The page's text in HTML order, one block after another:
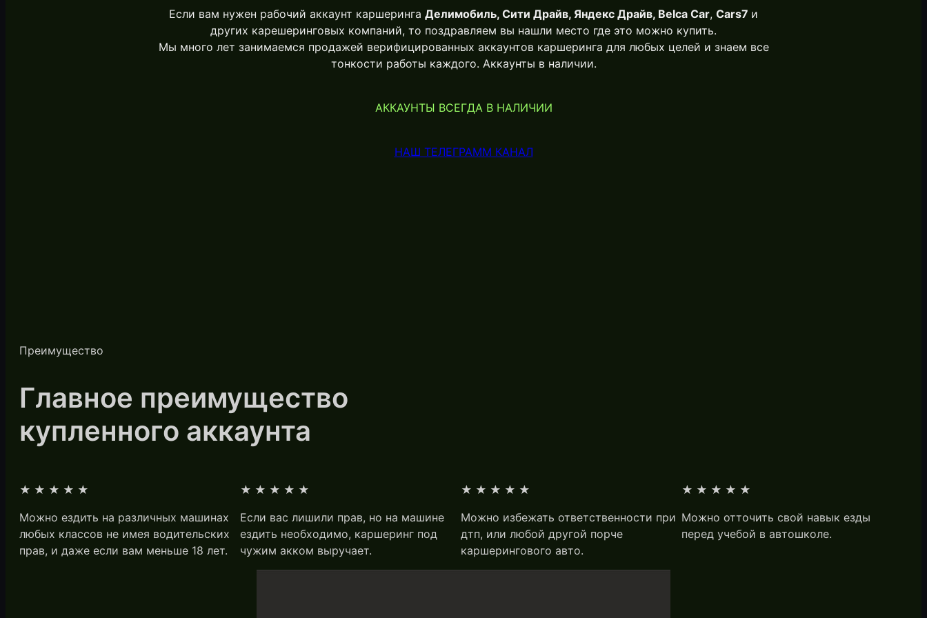
Если вам нужен рабочий аккаунт каршеринга Делимобиль, Сити Драйв, Яндекс Драйв, Belca Car, Cars7 и
других карешеринговых компаний, то поздравляем вы нашли место где это можно купить.
Мы много лет занимаемся продажей верифицированных аккаунтов каршеринга для любых целей и знаем все
тонкости работы каждого. Аккаунты в наличии.
АККАУНТЫ ВСЕГДА В НАЛИЧИИ
НАШ ТЕЛЕГРАММ КАНАЛ
Преимущество
Главное преимущество
купленного аккаунта
★★★★★
Можно ездить на различных машинах
любых классов не имея водительских
прав, и даже если вам меньше 18 лет.
★★★★★
Если вас лишили прав, но на машине
ездить необходимо, каршеринг под
чужим акком выручает.
★★★★★
Можно избежать ответственности при
дтп, или любой другой порче
каршерингового авто.
★★★★★
Можно отточить свой навык езды
перед учебой в автошколе.